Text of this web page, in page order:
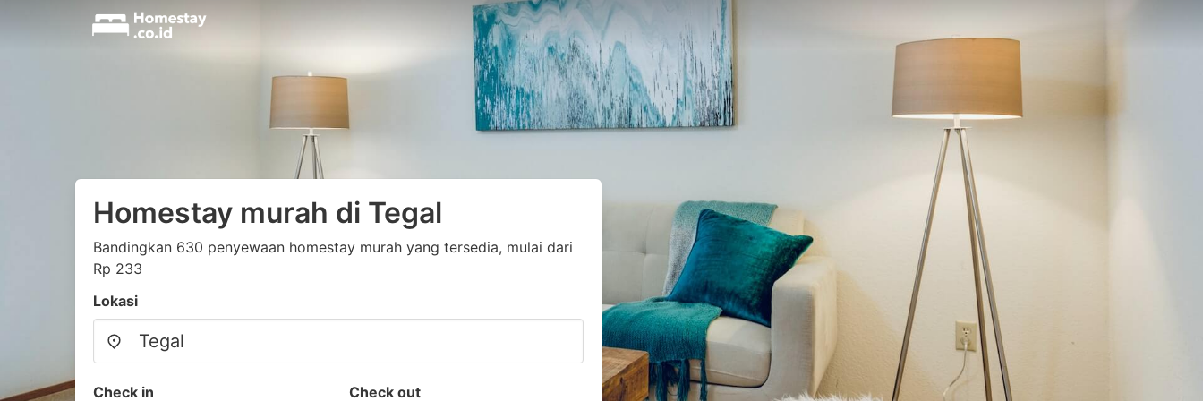
Homestay murah di Tegal
Bandingkan 630 penyewaan homestay murah yang tersedia, mulai dari
Rp 233
Lokasi
Check in Check out